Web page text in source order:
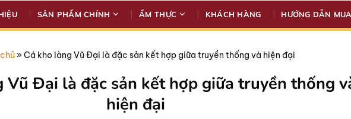
SẢN PHẨM CHÍNH ẨM THỰC KHÁCH HÀNG HƯỚNG DẪN
»Cá kho làng Vũ Đại là đặc sản kết hợp giữa truyền thống và hiện đại
Vũ Đại là đặc sản kết hợp giữa truyền thống
hiện đại